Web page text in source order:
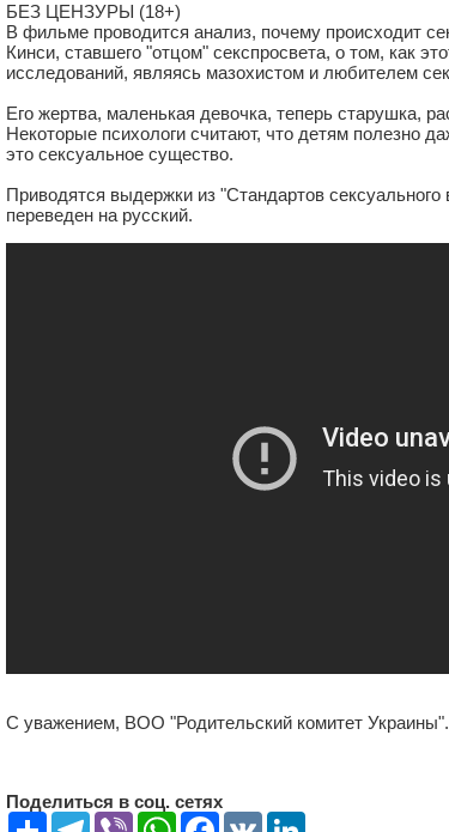
БЕЗ ЦЕНЗУРЫ (18+)
В фильме проводится анализ, почему происходит
Кинси, ставшего "отцом" секспросвета, о том, как
исследований, являясь мазохистом и любителем
Его жертва, маленькая девочка, теперь старушка,
Некоторые психологи считают, что детям полезно
это сексуальное существо.
Приводятся выдержки из "Стандартов
переведен на русский.
С уважением, ВОО "Родительский комитет Украины".
Поделиться в соц. сетях
Share Telegram
Viber WhatsAppFacebook
VK